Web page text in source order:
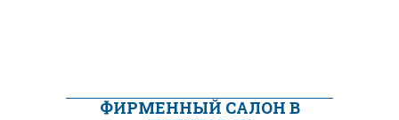
ФИРМЕННЫЙ САЛОН В